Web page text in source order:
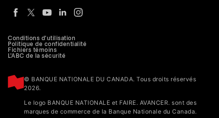
Conditions d'utilisation
Politique de confidentialité
Fichiers témoins
L'ABC de la sécurité
© BANQUE NATIONALE DU CANADA. Tous droits réservés
2026.
Le logo BANQUE NATIONALE et FAIRE. AVANCER. sont des
marques de commerce de la Banque Nationale du Canada.